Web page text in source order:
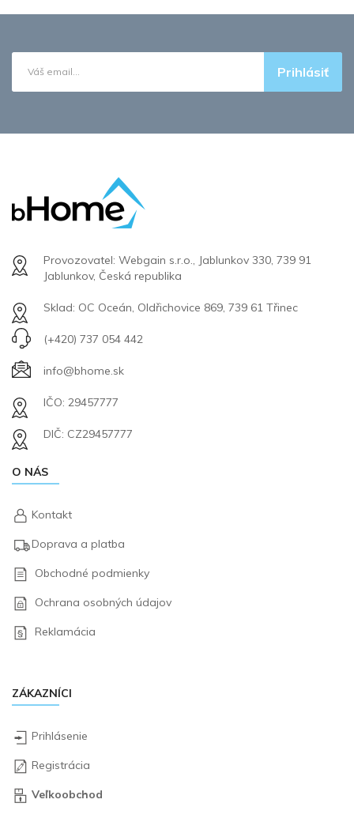
Prihlásiť
Provozovatel: Webgain s.r.o., Jablunkov 330, 739 91
Jablunkov, Česká republika
Sklad: OC Oceán, Oldřichovice 869, 739 61 Třinec
(+420) 737 054 442
info@bhome.sk
IČO: 29457777
DIČ: CZ29457777
O NÁS
Kontakt
Doprava a platba
Obchodné podmienky
Ochrana osobných údajov
Reklamácia
ZÁKAZNÍCI
Prihlásenie
Registrácia
Veľkoobchod